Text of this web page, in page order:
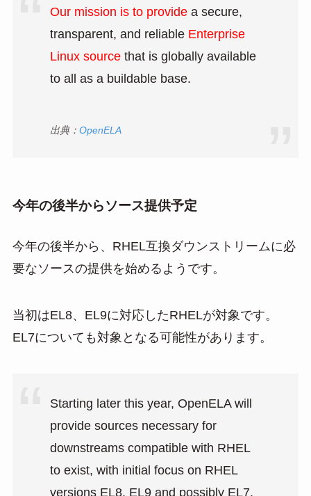
Our mission is to providea secure,
transparent, and reliable Enterprise
Linux sourcethat is globally available
to all as a buildable base.
出典： OpenELA
今年の後半からソース提供予定
今年の後半から、RHEL互換ダウンストリームに必
要なソースの提供を始めるようです。
当初はEL8、EL9に対応したRHELが対象です。
EL7についても対象となる可能性があります。
Starting later this year, OpenELA will
provide sources necessary for
downstreams compatible with RHEL
to exist, with initial focus on RHEL
versions EL8, EL9 and possibly EL7.